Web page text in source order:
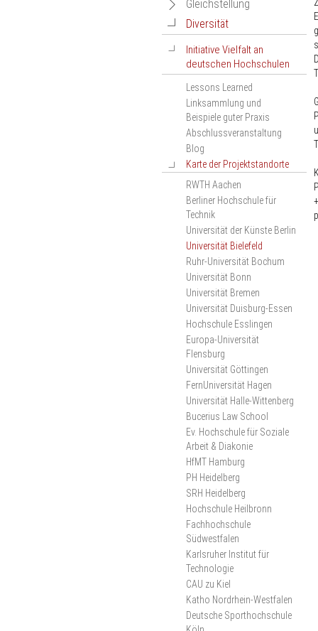
öffnen
Dokumentation der
Netzwerkveranstaltung
2019
Dokumentation der
Netzwerkveranstaltung
2020
Dokumentation der
Netzwerkveranstaltung
2021
Dokumentation der
Netzwerkveranstaltung
2022
Dokumentation der
Netzwerkveranstaltung
2023
Dokumentation der
Netzwerkveranstaltung
2024
Dokumentation der
Netzwerkveranstaltung
2025
Ranking-Wiki
Ranking-Termine
Veranstaltungskalender
Materialien
Gleichstellung
Navigation
öffnen
Geschlechtergerechtigkeit
bei Berufungen –
Selbstverpflichtung der
deutschen Hochschulen
Navigation
öffnen
Signatarhochschulen
Diversität
Navigation
öffnen
Initiative Vielfalt an
deutschen Hochschulen
Navigation
öffnen
Lessons Learned
Linksammlung und
Beispiele guter Praxis
Abschlussveranstaltung
Blog
Karte der Projektstandorte
Navigation
öffnenRWTH Aachen
Berliner Hochschule für
Technik
Universität der Künste Berlin
Universität Bielefeld
Ruhr-Universität Bochum
Universität Bonn
Universität Bremen
Universität Duisburg-Essen
Hochschule Esslingen
Europa-Universität
Flensburg
Universität Göttingen
FernUniversität Hagen
Universität Halle-Wittenberg
Bucerius Law School
Ev. Hochschule für Soziale
Arbeit & Diakonie
HfMT Hamburg
PH Heidelberg
SRH Heidelberg
Hochschule Heilbronn
Fachhochschule
Südwestfalen
Karlsruher Institut für
Technologie
CAU zu Kiel
Katho Nordrhein-Westfalen
Deutsche Sporthochschule